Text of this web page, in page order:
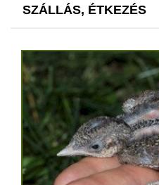
SZÁLLÁS, ÉTKEZÉS